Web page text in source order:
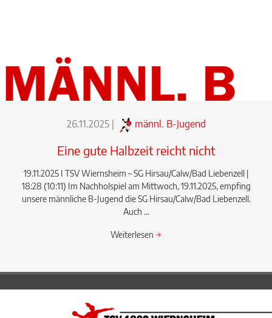
26.11.2025 männl. B-Jugend
Eine gute Halbzeit reicht nicht
19.11.2025 I TSV Wiernsheim – SG Hirsau/Calw/Bad Liebenzell |
18:28 (10:11) Im Nachholspiel am Mittwoch, 19.11.2025, empfing
unsere männliche B-Jugend die SG Hirsau/Calw/Bad Liebenzell.
Auch ...
Weiterlesen →